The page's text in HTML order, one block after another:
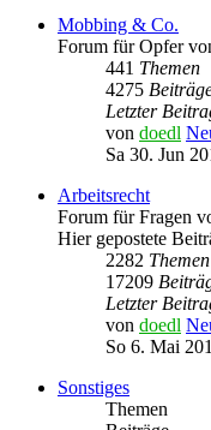
Mobbing & Co.
Forum für Opfer
441 Themen
4275
Letzter
von doedl
Sa 30. Jun
Arbeitsrecht
Forum für Fragen
Hier gepostete
2282 Themen
17209
Letzter
von doedl
So 6. Mai
Sonstiges
Themen